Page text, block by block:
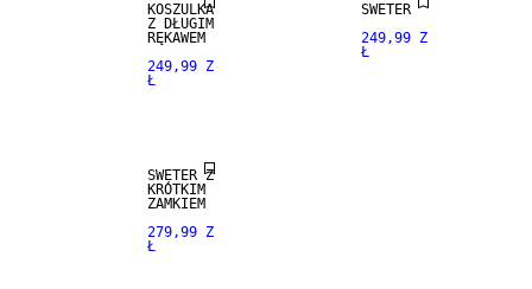
KOSZULKA
Z DŁUGIM
RĘKAWEM
249,99 Z
Ł
SWETER
249,99 Z
Ł
NEW
SWETER Z
KRÓTKIM
ZAMKIEM
279,99 Z
Ł